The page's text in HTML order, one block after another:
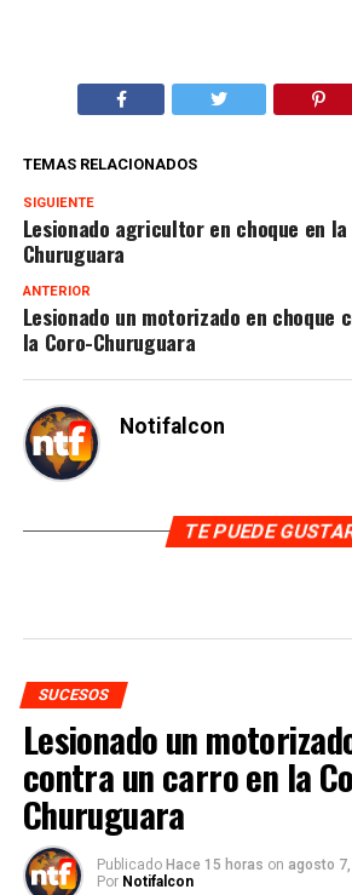
TEMAS RELACIONADOS
SIGUIENTE
Lesionado agricultor en choque en
Churuguara
ANTERIOR
Lesionado un motorizado en choque
la Coro-Churuguara
Notifalcon
TE PUEDE
SUCESOS
Lesionado un
contra un carro en la
Churuguara
Publicado Hace 15 horas on agosto
Por Notifalcon